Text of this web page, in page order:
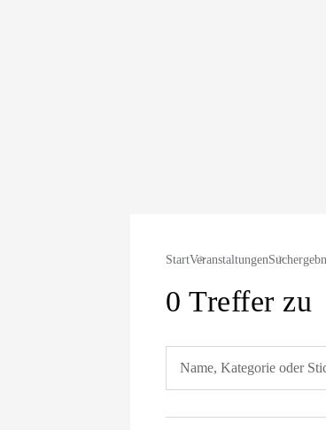
StartVeranstaltungen
0 Treffer zu